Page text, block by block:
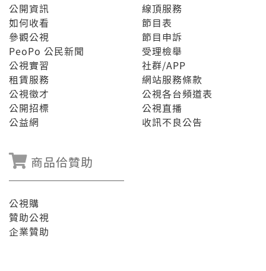
公開資訊
如何收看
參觀公視
PeoPo 公民新聞
公視實習
租賃服務
公視徵才
公開招標
公益網
線頂服務
節目表
節目申訴
受理檢舉
社群/APP
網站服務條款
公視各台頻道表
公視直播
收訊不良公告
商品佮贊助
公視購
贊助公視
企業贊助